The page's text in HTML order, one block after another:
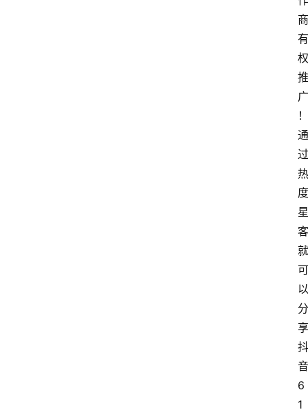
商
有
权
推
广
！
通
过
热
度
星
客
就
可
以
分
享
抖
音
6
1